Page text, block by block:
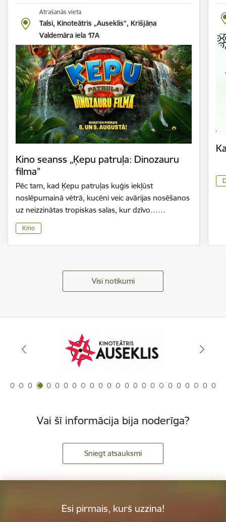
Atrašanās vieta
Talsi, Kinoteātris „Auseklis”, Krišjāņa
Valdemāra iela 17A
Kino seanss „Ķepu patruļa: Dinozauru
filma”
Pēc tam, kad Ķepu patruļas kuģis iekļūst
noslēpumainā vētrā, kucēni veic avārijas nosēšanos
uz neizzinātas tropiskas salas, kur dzīvo……
Kino
Visi notikumi
Vai šī informācija bija noderīga?
Sniegt atsauksmi
Esi pirmais, kurš uzzina!